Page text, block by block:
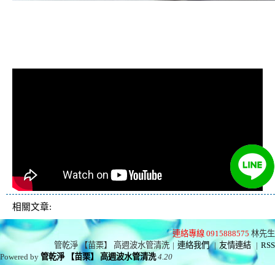
相關文章:
連絡專線 0915888575 林先生
管乾淨 【苗栗】 高週波水管清洗 | 連絡我們 | 友情連結 | RSS
Powered by管乾淨 【苗栗】 高週波水管清洗 4.20